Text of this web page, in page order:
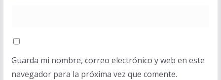
Guarda mi nombre, correo electrónico y web en este
navegador para la próxima vez que comente.